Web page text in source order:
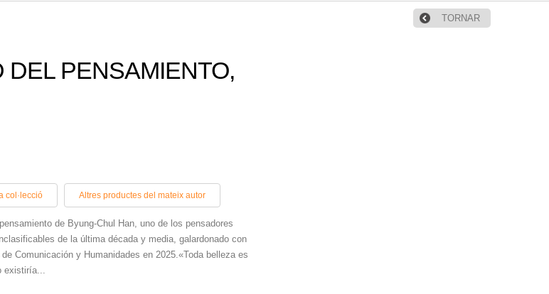
TORNAR
DEL PENSAMIENTO,
col·lecció Altres productes del mateix autor
de Byung-Chul Han, uno de los pensadores
de la última década y media, galardonado con
Comunicación y Humanidades en 2025.«Toda belleza es
existiría...